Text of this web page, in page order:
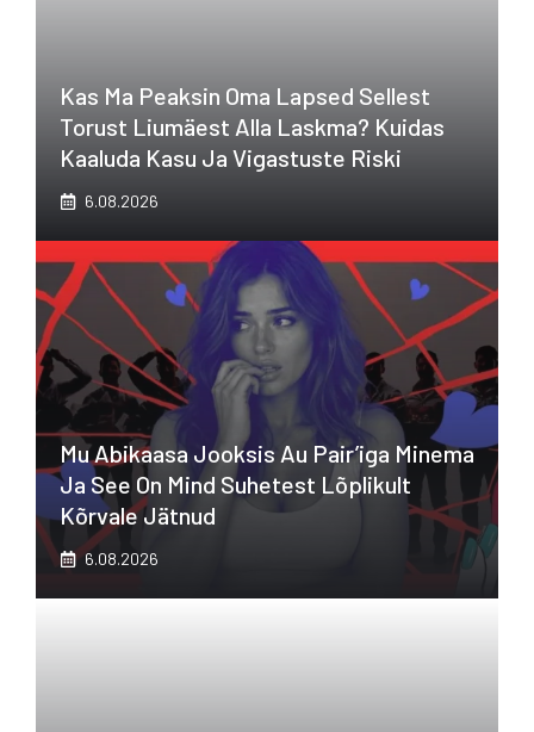
Kas Ma Peaksin Oma Lapsed Sellest
Torust Liumäest Alla Laskma? Kuidas
Kaaluda Kasu Ja Vigastuste Riski
6.08.2026
Mu Abikaasa Jooksis Au Pair’iga Minema
Ja See On Mind Suhetest Lõplikult
Kõrvale Jätnud
6.08.2026